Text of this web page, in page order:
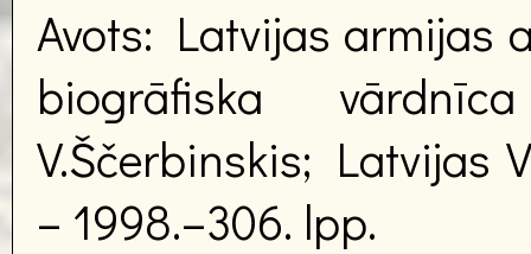
Avots: Latvijas armijas
biogrāfiska
V.Ščerbinskis; Latvijas
– 1998.–306. lpp.